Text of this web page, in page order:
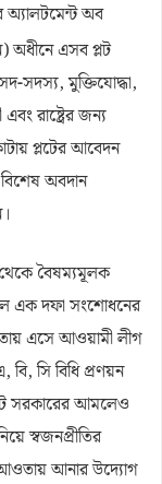
অ্যালটমেন্ট অব
অধীনে এসব প্লট
সদস্য, মুক্তিযোদ্ধা,
রাষ্ট্রের জন্য
প্লটের আবেদন
অবদান
বৈষম্যমূলক
এক দফা সংশোধনের
এসে আওয়ামী লীগ
সি বিধি প্রণয়ন
সরকারের আমলেও
স্বজনপ্রীতির
আনার উদ্যোগ